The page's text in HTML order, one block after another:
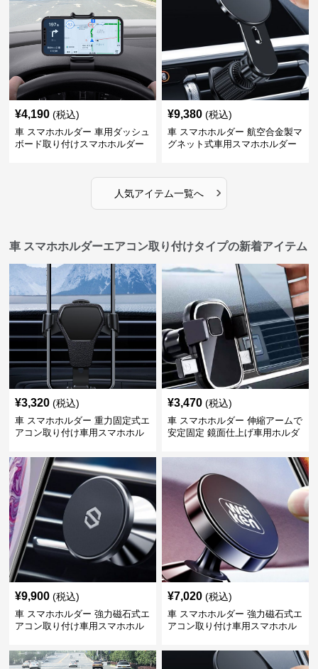
¥4,190 (税込)
車 スマホホルダー 車用ダッシュ
ボード取り付けスマホホルダー
¥9,380 (税込)
車 スマホホルダー 航空合金製マ
グネット式車用スマホホルダー
人気アイテム一覧へ ›
車 スマホホルダーエアコン取り付けタイプの新着アイテム
¥3,320 (税込)
車 スマホホルダー 重力固定式エ
アコン取り付け車用スマホホル
¥3,470 (税込)
車 スマホホルダー 伸縮アームで
安定固定 鏡面仕上げ車用ホルダ
¥9,900 (税込)
車 スマホホルダー 強力磁石式エ
アコン取り付け車用スマホホル
¥7,020 (税込)
車 スマホホルダー 強力磁石式エ
アコン取り付け車用スマホホル